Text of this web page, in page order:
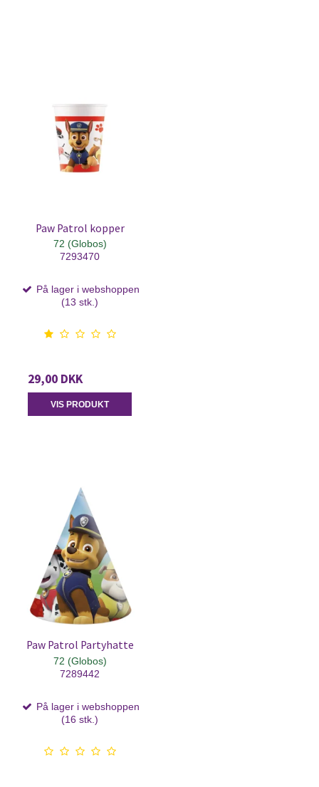
Paw Patrol kopper
72 (Globos)
7293470
På lager i webshoppen
(13 stk.)
29,00 DKK
VIS PRODUKT
Paw Patrol Partyhatte
72 (Globos)
7289442
På lager i webshoppen
(16 stk.)